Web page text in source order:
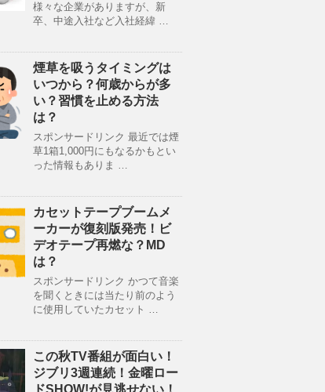
様々な企業がありますが、新
卒、中途入社など入社経緯 …
煙草を吸うタイミングは
いつから？何歳からが多
い？習慣を止める方法
は？
スポンサードリンク 最近では煙
草1箱1,000円にもなるかもとい
った情報もありま …
カセットテープブームメ
ーカーが復刻版発売！ビ
デオテープ再燃な？MD
は？
スポンサードリンク かつて音楽
を聞くときには当たり前のよう
に使用していたカセット …
この秋TV番組が面白い！
ジブリ3週連続！金曜ロー
ドSHOW!が見逃せない！